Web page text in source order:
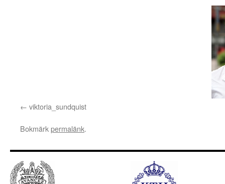
viktoria_sundquist
Bokmärkpermalänk.